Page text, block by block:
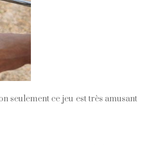
seulement ce jeu est très amusant